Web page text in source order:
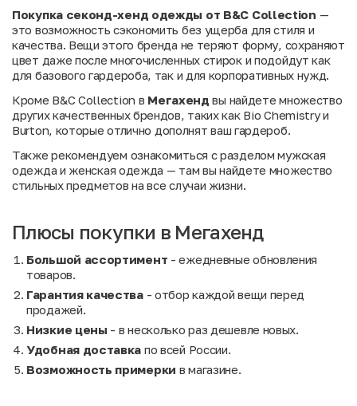
Покупка секонд-хенд одежды от B&C Collection —
это возможность сэкономить без ущерба для стиля и
качества. Вещи этого бренда не теряют форму, сохраняют
цвет даже после многочисленных стирок и подойдут как
для базового гардероба, так и для корпоративных нужд.
Кроме B&C Collection в Мегахенд вы найдете множество
других качественных брендов, таких как Bio Chemistryи
Burton, которые отлично дополнят ваш гардероб.
Также рекомендуем ознакомиться с разделоммужская
одежда и женская одежда — там вы найдете множество
стильных предметов на все случаи жизни.
Плюсы покупки в Мегахенд
Большой ассортимент - ежедневные обновления
товаров.
Гарантия качества- отбор каждой вещи перед
продажей.
Низкие цены - в несколько раз дешевле новых.
Удобная доставка по всей России.
Возможность примерки в магазине.